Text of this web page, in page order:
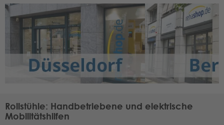
Rollstühle: Handbetriebene und elektrische
Mobilitätshilfen